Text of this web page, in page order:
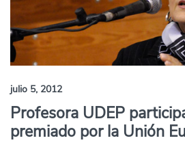
julio 5, 2012
Profesora UDEP
premiado por la Unión